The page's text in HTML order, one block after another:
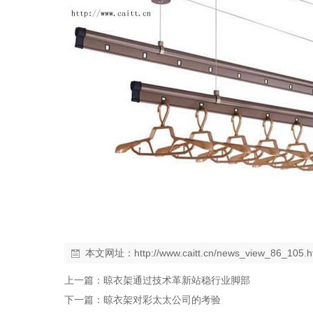
本文网址： http://www.caitt.cn/
上一篇： 晾衣架通过技术革新站稳行业脚部
下一篇： 晾衣架对彩太太公司的考验